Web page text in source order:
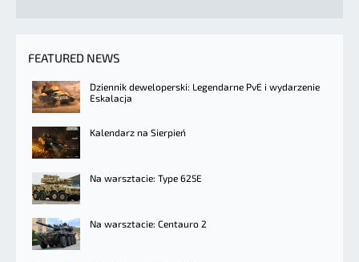
FEATURED NEWS
Dziennik deweloperski: Legendarne PvE i wydarzenie
Eskalacja
Kalendarz na Sierpień
Na warsztacie: Type 625E
Na warsztacie: Centauro 2